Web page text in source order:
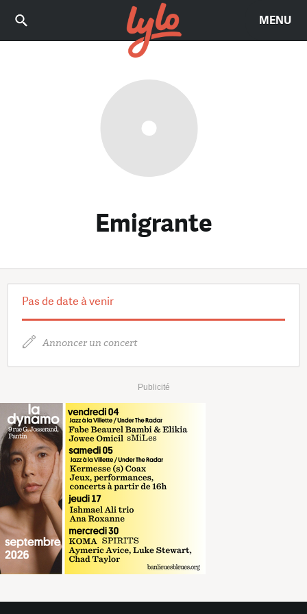
MENU
Emigrante
Pas de date à venir
Annoncer un concert
Publicité